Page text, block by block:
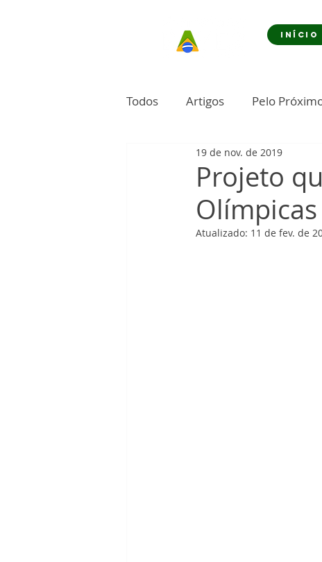
INÍCIO
Todos Artigos Pelo
Projeto
Olímpicas
19 de nov. de 2019
Atualizado: 11 de fev. de